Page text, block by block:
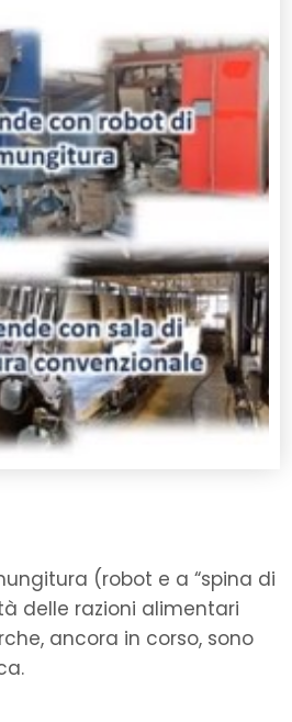
(robot e a “spina di
delle razioni alimentari
ancora in corso, sono